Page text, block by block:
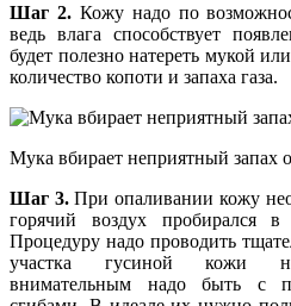
Шаг 2.Кожу надо по
ведь влага способствует
будет полезно натереть мукой
количество копоти и запаха газа.
Мука вбирает неприятный запах
Шаг 3.При опаливании кожу
горячий воздух пробирался в
Процедуру надо проводить
участка гусиной кожи
внимательным надо быть с